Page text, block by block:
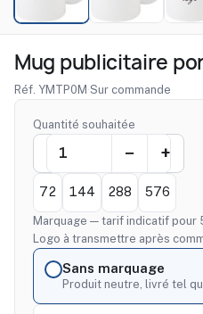
Mug publicitaire
Réf. YMTP0M·Sur commande
Quantité souhaitée
72 144 288 576
Marquage — tarif indicatif pour
Logo à transmettre après
Sans marquage
Produit neutre, livré tel